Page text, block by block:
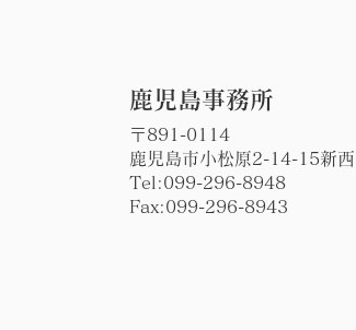
​鹿児島事務所
〒891-0114
鹿児島市小松原2-14-15新
Tel:099-296-8948
Fax:099-296-8943